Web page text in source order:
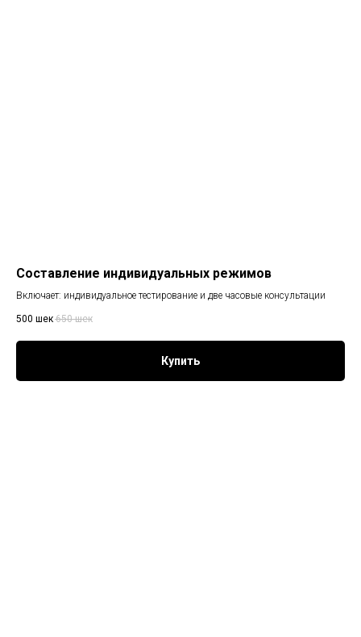
Составление индивидуальных режимов
Включает: индивидуальное тестирование и две часовые консультации
500 шек 650 шек
Купить